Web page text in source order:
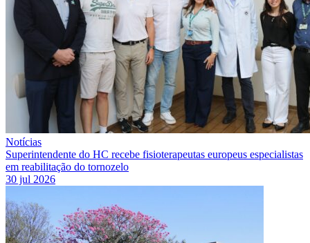
Notícias
Superintendente do HC recebe fisioterapeutas europeus especialistas
em reabilitação do tornozelo
30 jul 2026